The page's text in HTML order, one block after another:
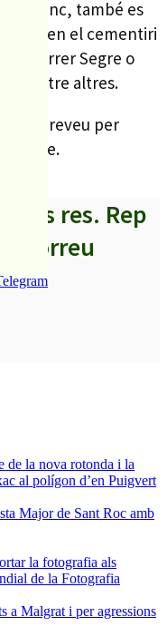
també es
en el cementiri
al carrer Segre o
entre altres.
es preveu per
vespre.
res. Rep
correu
de la nova rotonda i la
al polígon d’en Puigvert
Major de Sant Roc amb
la fotografia als
de la Fotografia
a Malgrat i per agressions